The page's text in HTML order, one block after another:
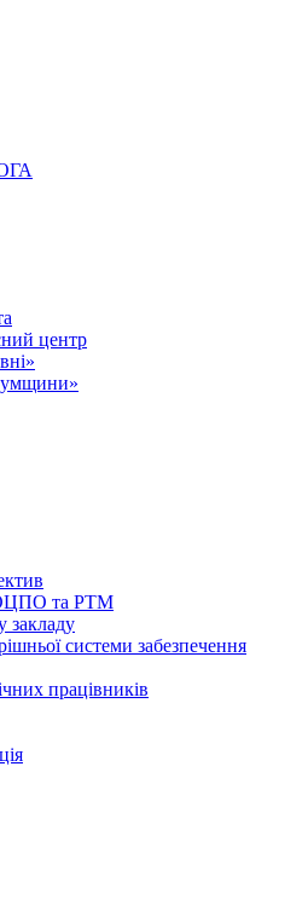
центр
ОЦПО та РТМ
закладу
системи забезпечення
працівників